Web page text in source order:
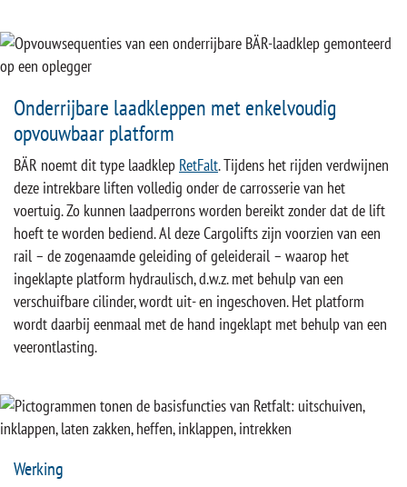
Onderrijbare laadkleppen met enkelvoudig
opvouwbaar platform
BÄR noemt dit type laadklep RetFalt. Tijdens het rijden verdwijnen
deze intrekbare liften volledig onder de carrosserie van het
voertuig. Zo kunnen laadperrons worden bereikt zonder dat de lift
hoeft te worden bediend. Al deze Cargolifts zijn voorzien van een
rail – de zogenaamde geleiding of geleiderail – waarop het
ingeklapte platform hydraulisch, d.w.z. met behulp van een
verschuifbare cilinder, wordt uit- en ingeschoven. Het platform
wordt daarbij eenmaal met de hand ingeklapt met behulp van een
veerontlasting.
Werking